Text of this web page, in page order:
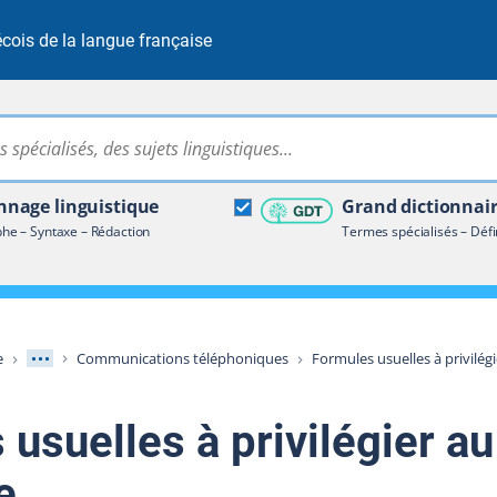
de la langue française
Rechercher dans tout le site
linguistique
– Syntaxe – Rédaction
Grand
Termes spécialisés –
terminologique
Afficher les niveaux intermédiaires
Communications téléphoniques Formules usuelles à
usuelles à privilégier au